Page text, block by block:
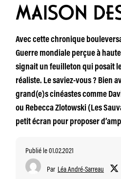
MAISON
Avec cette chronique
Guerre mondiale perçue à
signait un feuilleton qui posait
réaliste. Le saviez-vous ? Bien
grand(e)s cinéastes comme
ou Rebecca Zlotowski (Les
petit écran pour proposer
Publié le 01.02.2021
Par Léa André-Sarreau